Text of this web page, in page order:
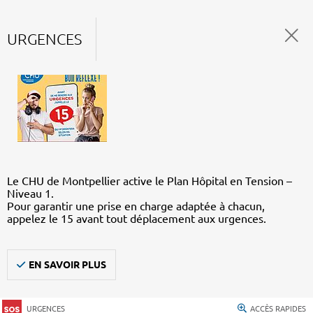
URGENCES
Le CHU de Montpellier active le Plan Hôpital en Tension –
Niveau 1.
Pour garantir une prise en charge adaptée à chacun,
appelez le 15 avant tout déplacement aux urgences.
EN SAVOIR PLUS
URGENCES ACCÈS RAPIDES